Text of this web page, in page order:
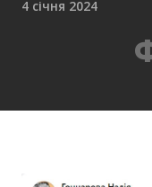
4 січня 2024